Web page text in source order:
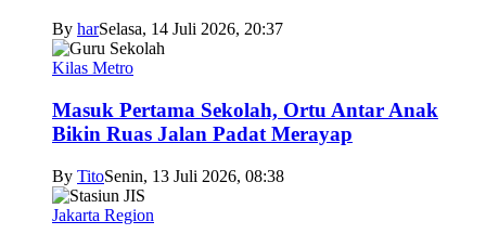
By harSelasa, 14 Juli 2026, 20:37
Kilas Metro
Masuk Pertama Sekolah, Ortu Antar Anak
Bikin Ruas Jalan Padat Merayap
By TitoSenin, 13 Juli 2026, 08:38
Jakarta Region